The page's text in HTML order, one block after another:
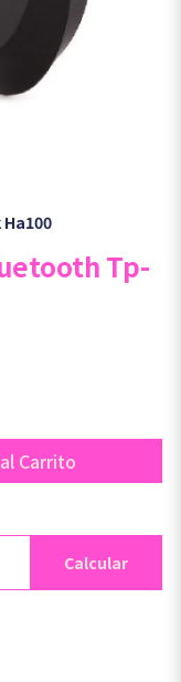
Tp-
Carrito
Calcular